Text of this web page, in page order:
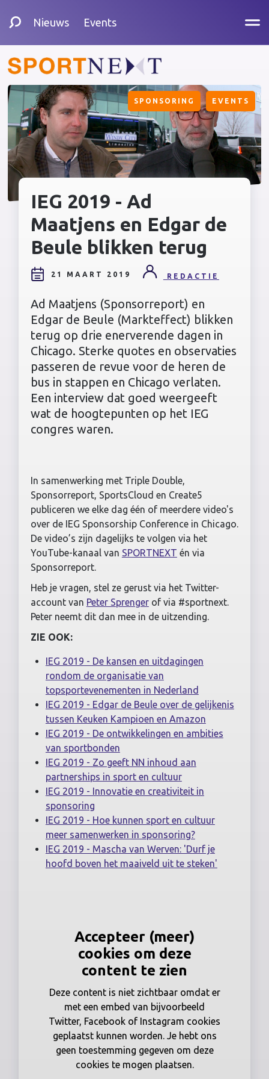
Nieuws Events
SPONSORING EVENTS
IEG 2019 - Ad
Maatjens en Edgar de
Beule blikken terug
21 MAART 2019 REDACTIE
Ad Maatjens (Sponsorreport) en
Edgar de Beule (Markteffect) blikken
terug op drie enerverende dagen in
Chicago. Sterke quotes en observaties
passeren de revue voor de heren de
bus in stappen en Chicago verlaten.
Een interview dat goed weergeeft
wat de hoogtepunten op het IEG
congres waren.
In samenwerking met Triple Double,
Sponsorreport, SportsCloud en Create5
publiceren we elke dag één of meerdere video's
over de IEG Sponsorship Conference in Chicago.
De video’s zijn dagelijks te volgen via het
YouTube-kanaal van SPORTNEXT én via
Sponsorreport.
Heb je vragen, stel ze gerust via het Twitter-
account van Peter Sprengerof via #sportnext.
Peter neemt dit dan mee in de uitzending.
ZIE OOK:
IEG 2019 - De kansen en uitdagingen
rondom de organisatie van
topsportevenementen in Nederland
IEG 2019 - Edgar de Beule over de gelijkenis
tussen Keuken Kampioen en Amazon
IEG 2019 - De ontwikkelingen en ambities
van sportbonden
IEG 2019 - Zo geeft NN inhoud aan
partnerships in sport en cultuur
IEG 2019 - Innovatie en creativiteit in
sponsoring
IEG 2019 - Hoe kunnen sport en cultuur
meer samenwerken in sponsoring?
IEG 2019 - Mascha van Werven: 'Durf je
hoofd boven het maaiveld uit te steken'
Accepteer (meer)
cookies om deze
content te zien
Deze content is niet zichtbaar omdat er
met een embed van bijvoorbeeld
Twitter, Facebook of Instagram cookies
geplaatst kunnen worden. Je hebt ons
geen toestemming gegeven om deze
cookies te mogen plaatsen.